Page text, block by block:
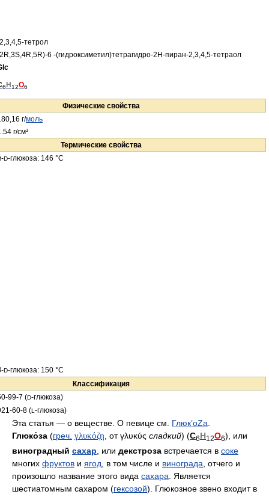
тетрол
6 -(гидроксиметил)тетрагидро-2H-пиран-2,3,4,5-тетраол
6H12O6
Физические свойства
г/моль
г/см³
Термические свойства
-D-глюкоза: 146 °C
-D-глюкоза: 150 °C
Классификация
99-7 (D-глюкоза)
60-8 (L -глюкоза)
Эта статья — о веществе. О певице см. Глюк’oZa
Глюко́за (греч. γλυκόζη , от γλυκύς сладкий) (C6H12O6), или
виноградный сахар , или декстроза встречается в соке
многих фруктов и ягод , в том числе и винограда , отчего и
произошло название этого вида сахара . Является
шестиатомным сахаром (гексозой). Глюкозное звено входит в